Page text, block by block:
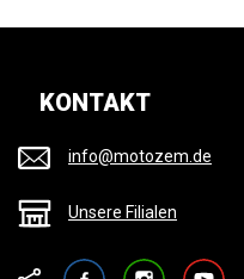
KONTAKT
info@motozem.de
Unsere Filialen
FacebookInstagramYouTube